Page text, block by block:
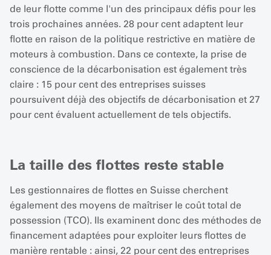
de leur flotte comme l'un des principaux défis pour les
trois prochaines années. 28 pour cent adaptent leur
flotte en raison de la politique restrictive en matière de
moteurs à combustion. Dans ce contexte, la prise de
conscience de la décarbonisation est également très
claire : 15 pour cent des entreprises suisses
poursuivent déjà des objectifs de décarbonisation et 27
pour cent évaluent actuellement de tels objectifs.
La taille des flottes reste stable
Les gestionnaires de flottes en Suisse cherchent
également des moyens de maîtriser le coût total de
possession (TCO). Ils examinent donc des méthodes de
financement adaptées pour exploiter leurs flottes de
manière rentable : ainsi, 22 pour cent des entreprises